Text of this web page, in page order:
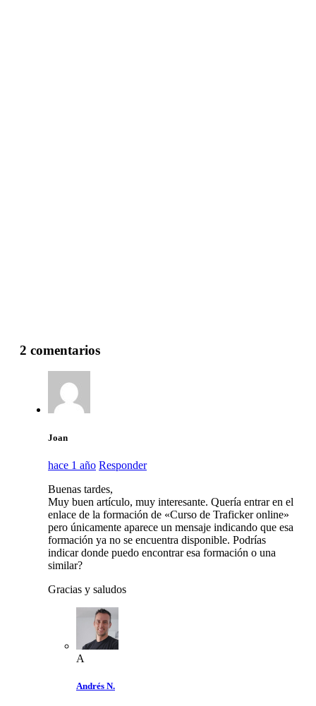
2 comentarios
Joan
hace 1 año Responder
Buenas tardes,
Muy buen artículo, muy interesante. Quería entrar en el
enlace de la formación de «Curso de Traficker online»
pero únicamente aparece un mensaje indicando que esa
formación ya no se encuentra disponible. Podrías
indicar donde puedo encontrar esa formación o una
similar?
Gracias y saludos
A
Andrés N.